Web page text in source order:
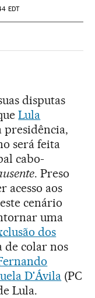
EDT
disputas
Lula
presidência,
será feita
cabo-
. Preso
acesso aos
cenário
uma
dos
colar nos
D'Ávila (PC
Lula.